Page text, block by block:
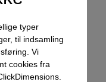
Helle Rabøl
solidaritet, der
og unges egne
typer
til indsamling
Vi
cookies fra